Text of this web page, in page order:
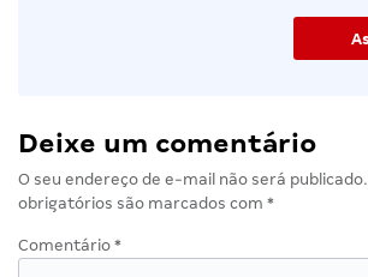
Deixe um comentário
O seu endereço de e-mail não será publicado.
obrigatórios são marcados com *
Comentário *